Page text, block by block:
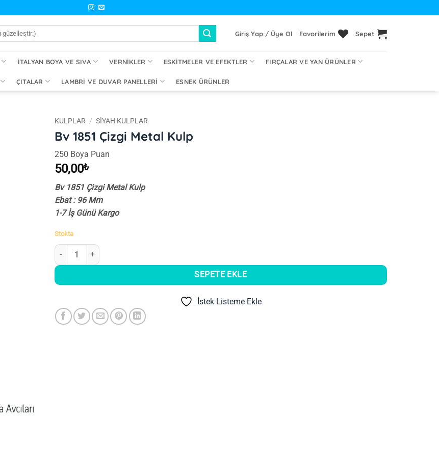
Giriş Yap / Üye Ol Favorilerim Sepet
İTALYAN BOYA VE SIVA VERNIKLER ESKITMELER VE EFEKTLER FIRÇALAR VE YAN ÜRÜNLER
ÇITALAR LAMBRI VE DUVAR PANELLERI ESNEK ÜRÜNLER
KULPLAR / SIYAH KULPLAR
Bv 1851 Çizgi Metal Kulp
250 Boya Puan
50,00₺
Bv 1851 Çizgi Metal Kulp
Ebat : 96 Mm
1-7 İş Günü Kargo
Stokta
Bv 1851 Çizgi Metal Kulp adet
SEPETE EKLE
İstek Listeme Ekle